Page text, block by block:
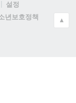
설정
년보호정책
▲